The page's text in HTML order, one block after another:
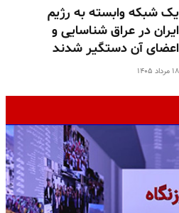
یک شبکه وابسته به رژیم
ایران در عراق شناسایی و
اعضای آن دستگیر شدند
۱۸ مرداد ۱۴۰۵